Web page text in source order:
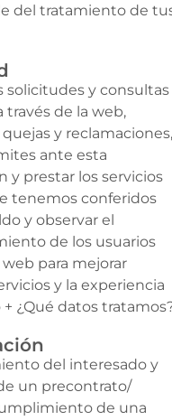
del tratamiento de
solicitudes y consultas
través de la web,
y reclamaciones,
ante esta
y prestar los servicios
tenemos conferidos
y observar el
de los usuarios
para mejorar
y la experiencia
¿Qué datos
del interesado y
un precontrato/
de una